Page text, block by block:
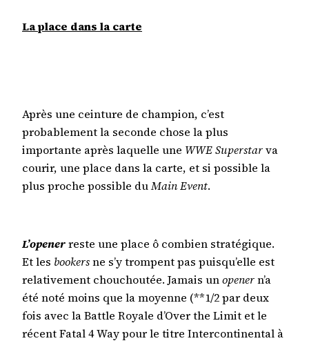
La place dans la carte
Après une ceinture de champion, c’est
probablement la seconde chose la plus
importante après laquelle une WWE Superstarva
courir, une place dans la carte, et si possible la
plus proche possible duMain Event.
L’openerreste une place ô combien stratégique.
Et les bookersne s’y trompent pas puisqu’elle est
relativement chouchoutée. Jamais unopenern’a
été noté moins que la moyenne (**1/2 par deux
fois avec la Battle Royale d’Over the Limit et le
récent Fatal 4 Way pour le titre Intercontinental à